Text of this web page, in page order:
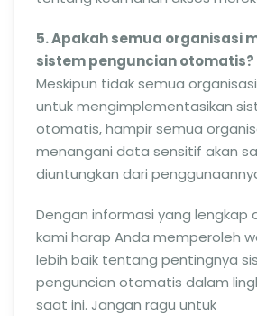
5. Apakah semua organisasi
sistem penguncian otomatis?
Meskipun tidak semua
untuk mengimplementasikan
otomatis, hampir semua
menangani data sensitif akan
diuntungkan dari
Dengan informasi yang lengkap
kami harap Anda memperoleh
lebih baik tentang pentingnya
penguncian otomatis dalam
saat ini. Jangan ragu untuk